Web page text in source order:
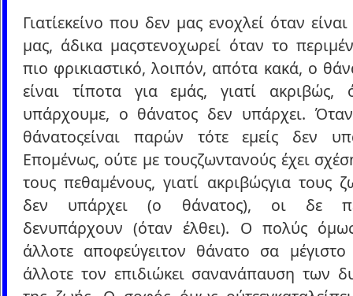
Γιατίεκείνο που δεν μας ενοχλεί όταν
μας, άδικα μαςστενοχωρεί όταν το
πιο φρικιαστικό, λοιπόν, απότα κακά, ο
είναι τίποτα για εμάς, γιατί ακριβώς,
υπάρχουμε, ο θάνατος δεν υπάρχει.
θάνατοςείναι παρών τότε εμείς δεν
Επομένως, ούτε με τουςζωντανούς έχει
τους πεθαμένους, γιατί ακριβώςγια τους
δεν υπάρχει (ο θάνατος), οι δε
δενυπάρχουν (όταν έλθει). Ο πολύς
άλλοτε αποφεύγειτον θάνατο σα
άλλοτε τον επιδιώκει σανανάπαυση των